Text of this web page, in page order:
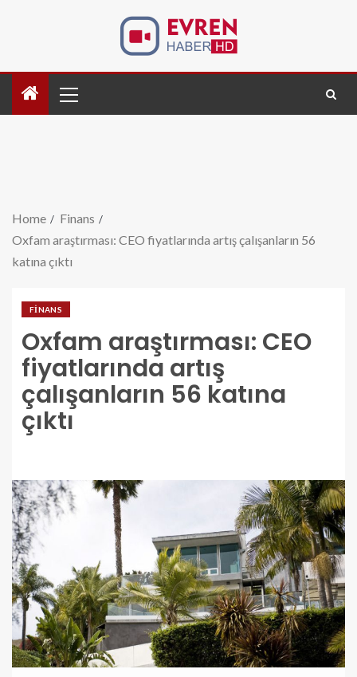
Home
Finans
Oxfam araştırması: CEO fiyatlarında artış çalışanların 56
katına çıktı
FINANS
Oxfam araştırması: CEO
fiyatlarında artış
çalışanların 56 katına
çıktı